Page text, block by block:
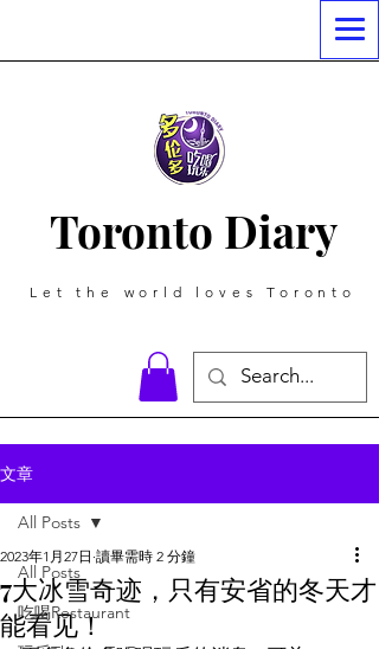
Toronto Diary
Let the world loves Toronto
文章
All Posts
吃喝Restaurant
All Posts
7大冰雪奇迹，只有安省的冬天才
能看见！
2023年1月27日 讀畢需時 2 分鐘